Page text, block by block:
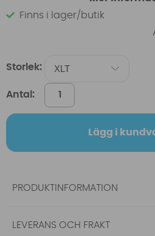
Finns i lager/butik
Storlek:
Antal:
Lägg i
PRODUKTINFORMATION
LEVERANS OCH FRAKT